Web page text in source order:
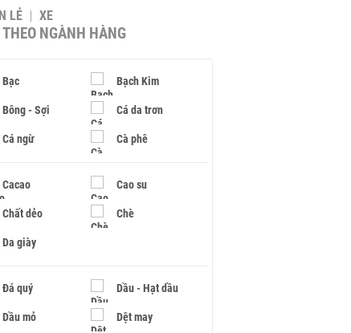
LẺ XE
NGÀNH HÀNG
Bạc Bạch Kim
Bông - Sợi Cá da trơn
Cá ngừ Cà phê
Cacao Cao su
Chất dẻo Chè
Da giày
Đá quý Dầu - Hạt dầu
Dầu mỏ Dệt may